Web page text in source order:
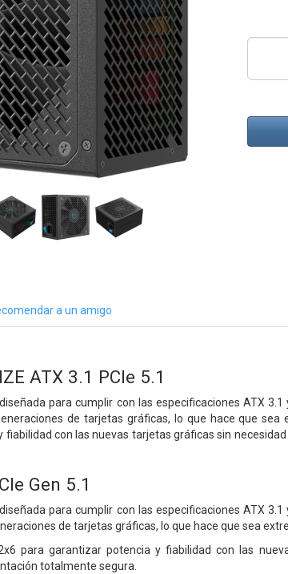
a un amigo
ATX 3.1 PCIe 5.1
para cumplir con las especificaciones ATX
de tarjetas gráficas, lo que hace que
con las nuevas tarjetas gráficas sin
Gen 5.1
para cumplir con las especificaciones ATX
de tarjetas gráficas, lo que hace que sea
para garantizar potencia y fiabilidad con las
totalmente segura.